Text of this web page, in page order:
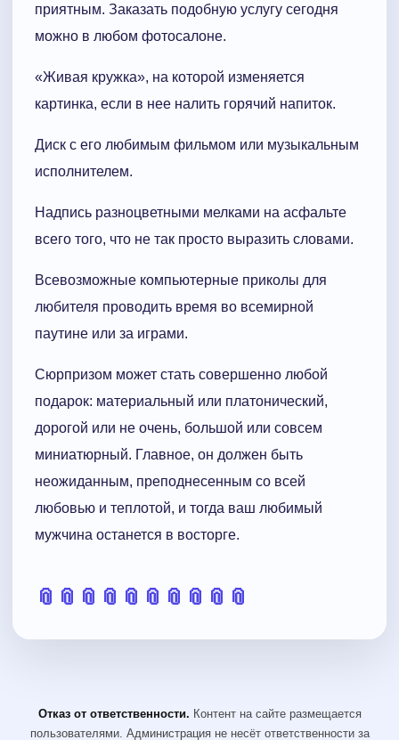
приятным. Заказать подобную услугу сегодня
можно в любом фотосалоне.
«Живая кружка», на которой изменяется
картинка, если в нее налить горячий напиток.
Диск с его любимым фильмом или музыкальным
исполнителем.
Надпись разноцветными мелками на асфальте
всего того, что не так просто выразить словами.
Всевозможные компьютерные приколы для
любителя проводить время во всемирной
паутине или за играми.
Сюрпризом может стать совершенно любой
подарок: материальный или платонический,
дорогой или не очень, большой или совсем
миниатюрный. Главное, он должен быть
неожиданным, преподнесенным со всей
любовью и теплотой, и тогда ваш любимый
мужчина останется в восторге.
📎 📎 📎 📎 📎 📎 📎 📎 📎 📎
Отказ от ответственности. Контент на сайте размещается
пользователями. Администрация не несёт ответственности за